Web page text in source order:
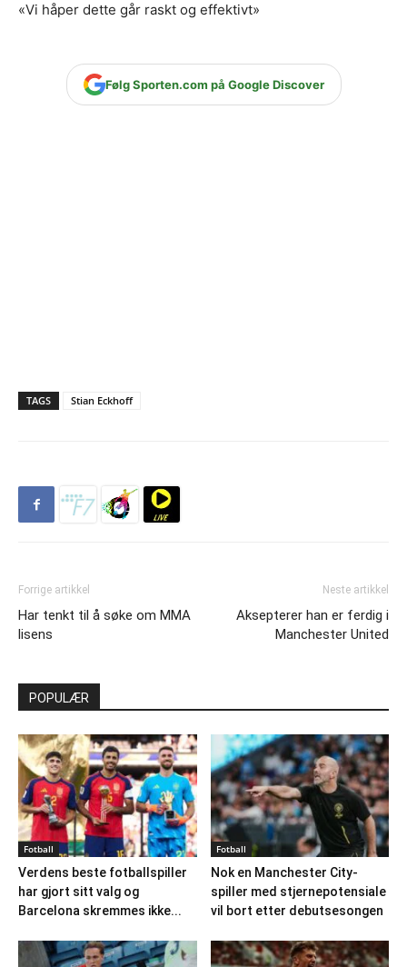
«Vi håper dette går raskt og effektivt»
Følg Sporten.com på Google Discover
TAGS Stian Eckhoff
Forrige artikkel
Har tenkt til å søke om MMA
lisens
Neste artikkel
Aksepterer han er ferdig i
Manchester United
POPULÆR
Fotball
Verdens beste fotballspiller
har gjort sitt valg og
Barcelona skremmes ikke...
Fotball
Nok en Manchester City-
spiller med stjernepotensiale
vil bort etter debutsesongen